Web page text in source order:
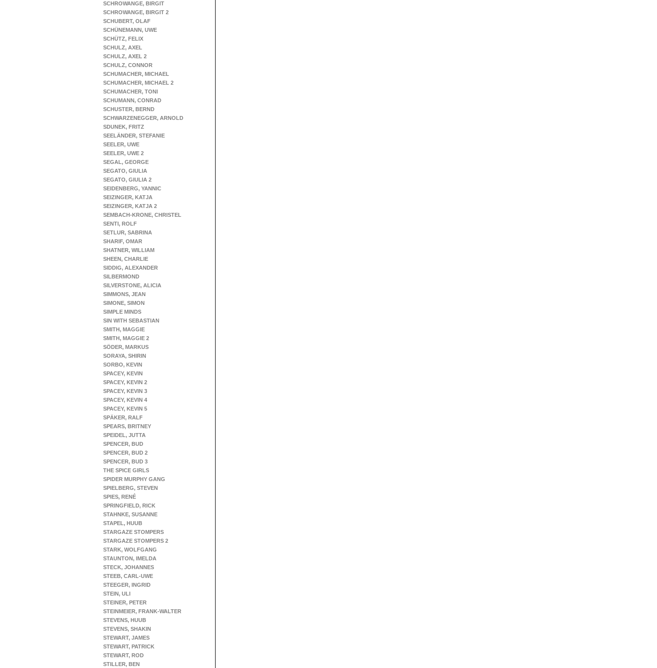
SCHROWANGE, BIRGIT
SCHROWANGE, BIRGIT 2
SCHUBERT, OLAF
SCHÜNEMANN, UWE
SCHÜTZ, FELIX
SCHULZ, AXEL
SCHULZ, AXEL 2
SCHULZ, CONNOR
SCHUMACHER, MICHAEL
SCHUMACHER, MICHAEL 2
SCHUMACHER, TONI
SCHUMANN, CONRAD
SCHUSTER, BERND
SCHWARZENEGGER, ARNOLD
SDUNEK, FRITZ
SEELÄNDER, STEFANIE
SEELER, UWE
SEELER, UWE 2
SEGAL, GEORGE
SEGATO, GIULIA
SEGATO, GIULIA 2
SEIDENBERG, YANNIC
SEIZINGER, KATJA
SEIZINGER, KATJA 2
SEMBACH-KRONE, CHRISTEL
SENTI, ROLF
SETLUR, SABRINA
SHARIF, OMAR
SHATNER, WILLIAM
SHEEN, CHARLIE
SIDDIG, ALEXANDER
SILBERMOND
SILVERSTONE, ALICIA
SIMMONS, JEAN
SIMONE, SIMON
SIMPLE MINDS
SIN WITH SEBASTIAN
SMITH, MAGGIE
SMITH, MAGGIE 2
SÖDER, MARKUS
SORAYA, SHIRIN
SORBO, KEVIN
SPACEY, KEVIN
SPACEY, KEVIN 2
SPACEY, KEVIN 3
SPACEY, KEVIN 4
SPACEY, KEVIN 5
SPÄKER, RALF
SPEARS, BRITNEY
SPEIDEL, JUTTA
SPENCER, BUD
SPENCER, BUD 2
SPENCER, BUD 3
THE SPICE GIRLS
SPIDER MURPHY GANG
SPIELBERG, STEVEN
SPIES, RENÉ
SPRINGFIELD, RICK
STAHNKE, SUSANNE
STAPEL, HUUB
STARGAZE STOMPERS
STARGAZE STOMPERS 2
STARK, WOLFGANG
STAUNTON, IMELDA
STECK, JOHANNES
STEEB, CARL-UWE
STEEGER, INGRID
STEIN, ULI
STEINER, PETER
STEINMEIER, FRANK-WALTER
STEVENS, HUUB
STEVENS, SHAKIN
STEWART, JAMES
STEWART, PATRICK
STEWART, ROD
STILLER, BEN